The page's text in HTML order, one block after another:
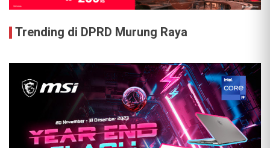
Trending di DPRD Murung Raya